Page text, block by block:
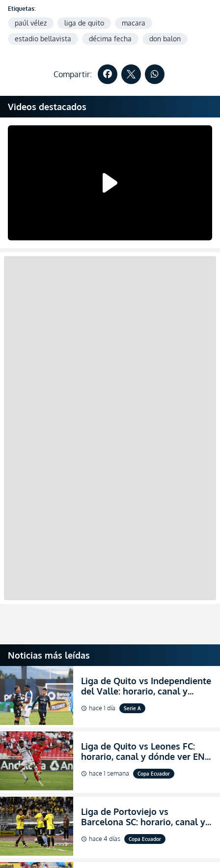
Etiquetas:
paúl vélez liga de quito
macara
estadio bellavista
décima fecha don balon
Compartir:
Videos destacados
Noticias más leídas
Liga de Quito vs Independiente
del Valle: horario, canal y
dónde ver EN VIVO el
partidazo por la fecha 24 de la
schedule hace 1 día Serie A
Liga de Quito vs Leones FC:
horario, canal y dónde ver EN
VIVO los octavos de final de la
Copa Ecuador 2026
schedule hace 1 semana Copa Ecuador
Liga de Portoviejo vs
Barcelona SC: horario, canal y
dónde ver EN VIVO los octavos
de final de la Copa Ecuador
schedule hace 4 días Copa Ecuador